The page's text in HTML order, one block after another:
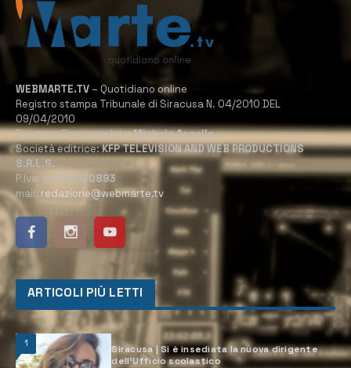
WEBMARTE.TV – Quotidiano online
Registro stampa Tribunale di Siracusa N. 04/2010 DEL
09/04/2010
Direttore Responsabile:Michele Accolla
Società editrice:KFP TELEVISION AND WEB PRODUCTIONS
S.R.L.S.
P.Iva: 02184950893
mail: redazione@webmarte.tv
ARTICOLI PIÙ LETTI
1
Siracusa | Si è insediata la nuova dirigente
dell’Ufficio scolastico